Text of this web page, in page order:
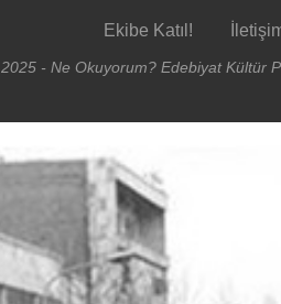
Ekibe Katıl!
2025 - Ne Okuyorum? Edebiyat Kültür